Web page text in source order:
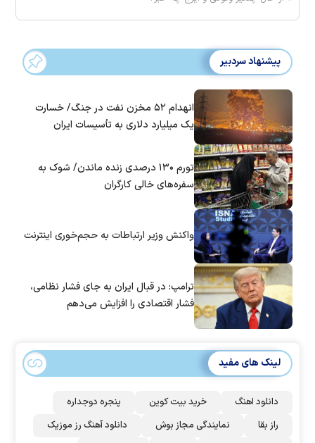
پیشنهاد سردبیر
انهدام ۵۲ مخزن نفت در جنگ/ خسارت
یک میلیارد دلاری به تأسیسات ایران
تورم ۱۳۰ درصدی زنده ماندن/ شوک به
سفره‌های خالی کارگران
واکنش وزیر ارتباطات به حجم‌خوری اینترنت
ترامپ: در قبال ایران به جای فشار نظامی،
فشار اقتصادی را افزایش می‌دهم
لینک های مفید
دانلود اهنگ خرید بیت کوین
پنجره دوجداره
راز بقا
نمایندگی مجاز بوش
دانلود آهنگ رز‌ موزیک